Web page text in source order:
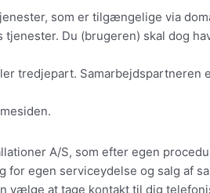
som er tilgængelige via
Du (brugeren) skal dog
tredjepart.
A/S, som efter egen
egen serviceydelse og salg af
vælge at tage kontakt til dig